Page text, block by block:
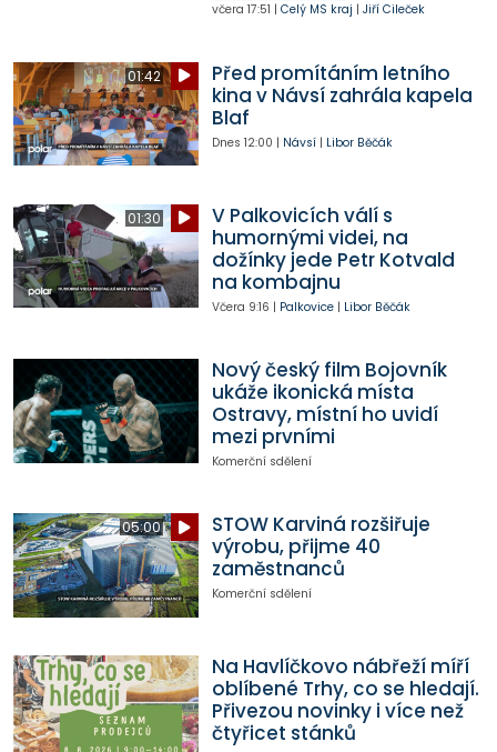
včera 17:51 | Celý MS kraj | Jiří Cileček
01:42
Před promítáním letního
kina v Návsí zahrála kapela
Blaf
Dnes 12:00 | Návsí| Libor Běčák
01:30
V Palkovicích válí s
humornými videi, na
dožínky jede Petr Kotvald
na kombajnu
Včera 9:16 | Palkovice| Libor Běčák
Nový český film Bojovník
ukáže ikonická místa
Ostravy, místní ho uvidí
mezi prvními
Komerční sdělení
05:00
STOW Karviná rozšiřuje
výrobu, přijme 40
zaměstnanců
Komerční sdělení
Na Havlíčkovo nábřeží míří
oblíbené Trhy, co se hledají.
Přivezou novinky i více než
čtyřicet stánků